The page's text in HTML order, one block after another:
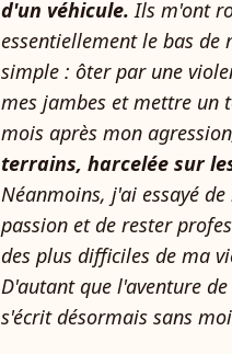
d'un véhicule. Ils m'ont
essentiellement le bas
simple : ôter par une
mes jambes et mettre un
mois après mon
terrains, harcelée sur
Néanmoins, j'ai essayé
passion et de rester
des plus difficiles de ma
D'autant que l'aventure
s'écrit désormais sans